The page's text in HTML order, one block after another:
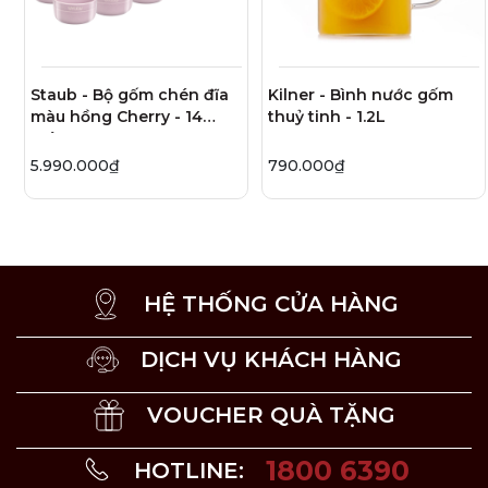
Bảo Quản:
Xẻng chiên KitchenAid
Sản phẩm của thương hiệu KitchenAid đến từ Mỹ. Dụng
và 8% niken), có độ bền và khả năng chống ăn mòn cao
dễ sử dụng và bảo quản.
Staub - Bộ gốm chén đĩa
màu hồng Cherry - 14
món
5.990.000₫
Kilner - Bình nước gốm
thuỷ tinh - 1.2L
790.000₫
HỆ THỐNG CỬA HÀNG
DỊCH VỤ KHÁCH HÀNG
VOUCHER QUÀ TẶNG
HOTLINE: 1800 6390